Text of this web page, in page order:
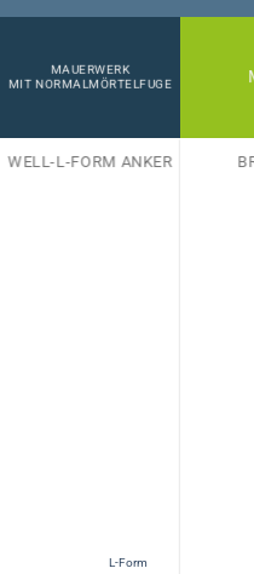
MAUERWERK
MIT NORMALMÖRTELFUGE
WELL-L-FORM ANKER
L-Form